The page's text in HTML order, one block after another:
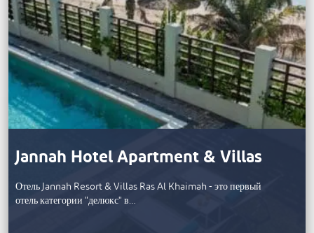
Jannah Hotel Apartment & Villas
Отель Jannah Resort & Villas Ras Al Khaimah - это первый
отель категории "делюкс" в…